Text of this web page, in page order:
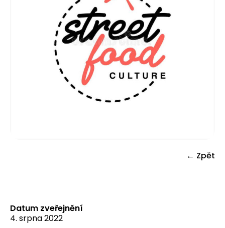
← Zpět
Datum zveřejnění
4. srpna 2022